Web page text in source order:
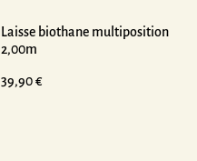
Laisse biothane multiposition
2,00m
39,90 €